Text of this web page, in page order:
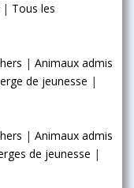
| Tous les
| Animaux admis
de jeunesse |
| Animaux admis
de jeunesse |